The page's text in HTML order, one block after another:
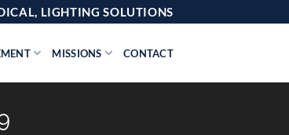
LIGHTING SOLUTIONS
MISSIONS CONTACT